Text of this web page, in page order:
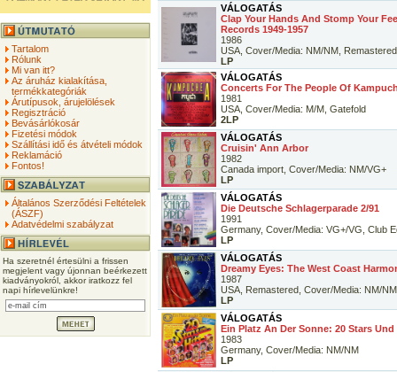
Tartalom
Rólunk
Mi van itt?
Az áruház kialakítása,
termékkategóriák
Árutípusok, árujelölések
Regisztráció
Bevásárlókosár
Fizetési módok
Szállítási idő és átvételi módok
Reklamáció
Fontos!
Általános Szerződési Feltételek
(ÁSZF)
Adatvédelmi szabályzat
Ha szeretnél értesülni a frissen
megjelent vagy újonnan beérkezett
kiadványokról, akkor iratkozz fel
napi hírlevelünkre!
VÁLOGATÁS
Clap Your Hands And Stomp Your
Records 1949-1957
1986
USA, Cover/Media: NM/NM, Remastered
LP
VÁLOGATÁS
Concerts For The People Of
1981
USA, Cover/Media: M/M, Gatefold
2LP
VÁLOGATÁS
Cruisin' Ann Arbor
1982
Canada import, Cover/Media: NM/VG+
LP
VÁLOGATÁS
Die Deutsche Schlagerparade 2/91
1991
Germany, Cover/Media: VG+/VG, Club
LP
VÁLOGATÁS
Dreamy Eyes: The West Coast
1987
USA, Remastered, Cover/Media: NM/NM
LP
VÁLOGATÁS
Ein Platz An Der Sonne: 20 Stars Und
1983
Germany, Cover/Media: NM/NM
LP